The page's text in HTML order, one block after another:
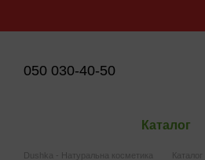
050 030-40-50
Каталог
Dushka - Натуральна косметика Каталог